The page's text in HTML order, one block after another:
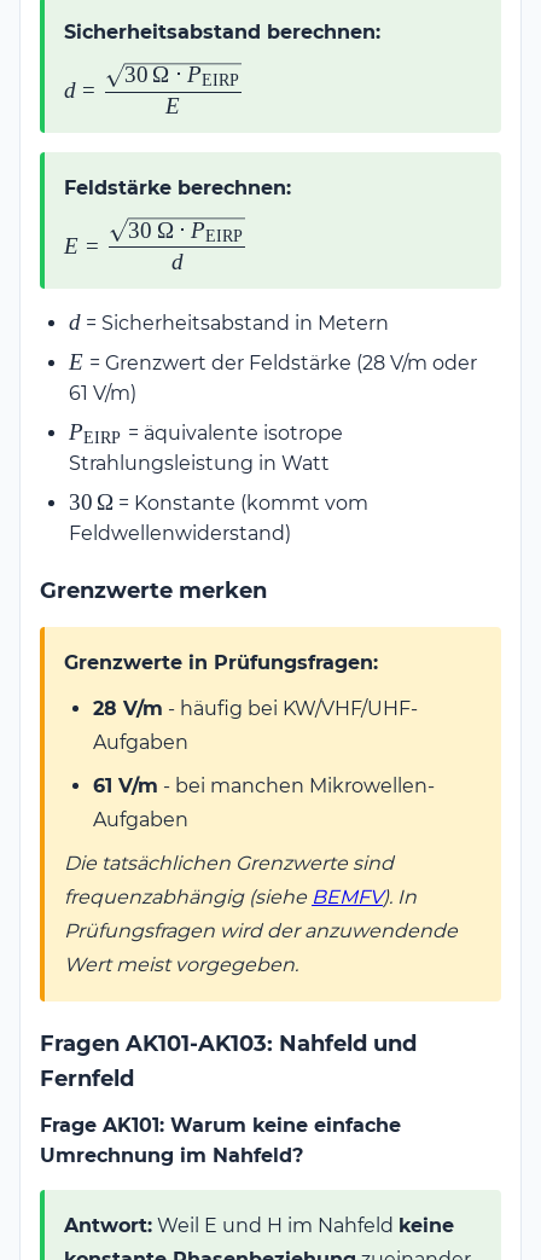
Sicherheitsabstand berechnen:
\displaystyle\frac{\sqrt{30\,\Omega
d =
E
30 Ω ⋅ PEIRP
Feldstärke berechnen:
\displaystyle\frac{\sqrt{30\,\Omega
E =
d
30 Ω ⋅ PEIRP
d
d = Sicherheitsabstand in Metern
E
E = Grenzwert der Feldstärke (28 V/m oder
61 V/m)
P_{\text{EIRP}}
PEIRP = äquivalente isotrope
Strahlungsleistung in Watt
30\,\Omega
30 Ω = Konstante (kommt vom
Feldwellenwiderstand)
Grenzwerte merken
Grenzwerte in Prüfungsfragen:
28 V/m - häufig bei KW/VHF/UHF-
Aufgaben
61 V/m - bei manchen Mikrowellen-
Aufgaben
Die tatsächlichen Grenzwerte sind
frequenzabhängig (siehe BEMFV). In
Prüfungsfragen wird der anzuwendende
Wert meist vorgegeben.
Fragen AK101-AK103: Nahfeld und
Fernfeld
Frage AK101: Warum keine einfache
Umrechnung im Nahfeld?
Antwort: Weil E und H im Nahfeld keine